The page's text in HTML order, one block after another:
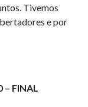
Tivemos
e por
FINAL